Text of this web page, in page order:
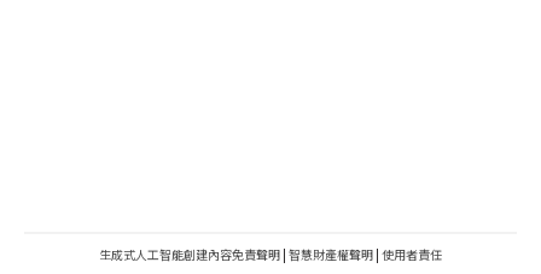
生成式人工智能創建內容免責聲明 | 智慧財產權聲明 | 使用者責任